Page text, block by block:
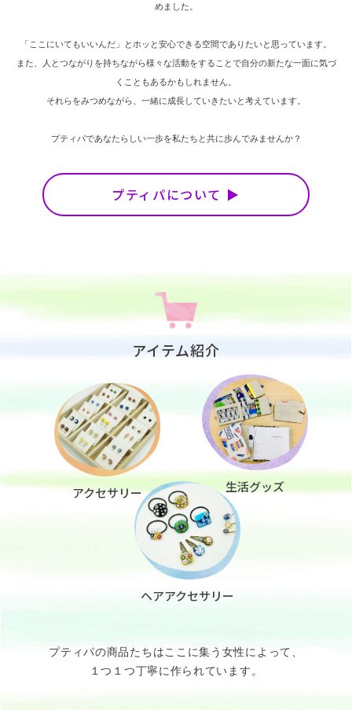
めました。
「ここにいてもいいんだ」とホッと安心できる空間でありたいと思っています。
また、人とつながりを持ちながら様々な活動をすることで自分の新たな一面に気づ
くこともあるかもしれません。
それらをみつめながら、一緒に成長していきたいと考えています。
プティパであなたらしい一歩を私たちと共に歩んでみませんか？
プティパについて
アイテム紹介
アクセサリー
ヘアアクセサリー
生活グッズ
プティパの商品たちはここに集う女性によって、
１つ１つ丁寧に作られています。